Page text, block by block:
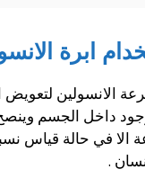
ابرة
الانسولين
داخل الجسم
الا في حالة قياس
.